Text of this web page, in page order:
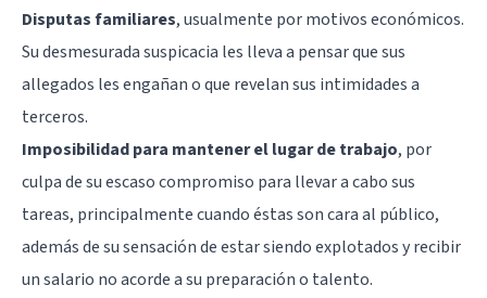
Disputas familiares, usualmente por motivos económicos.
Su desmesurada suspicacia les lleva a pensar que sus
allegados les engañan o que revelan sus intimidades a
terceros.
Imposibilidad para mantener el lugar de trabajo, por
culpa de su escaso compromiso para llevar a cabo sus
tareas, principalmente cuando éstas son cara al público,
además de su sensación de estar siendo explotados y recibir
un salario no acorde a su preparación o talento.